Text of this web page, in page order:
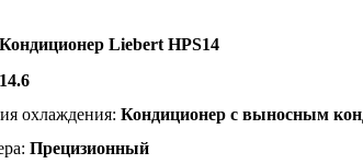
Кондиционер Liebert HPS14
14.6
охлаждения:Кондиционер с выносным
Прецизионный